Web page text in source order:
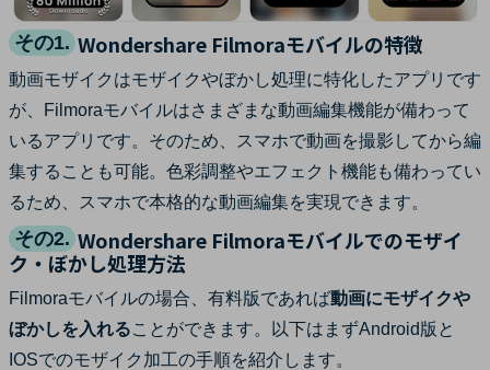
その1. Wondershare Filmoraモバイルの特徴
動画モザイクはモザイクやぼかし処理に特化したアプリです
が、Filmoraモバイルはさまざまな動画編集機能が備わって
いるアプリです。そのため、スマホで動画を撮影してから編
集することも可能。色彩調整やエフェクト機能も備わってい
るため、スマホで本格的な動画編集を実現できます。
その2. Wondershare Filmoraモバイルでのモザイ
ク・ぼかし処理方法
Filmoraモバイルの場合、有料版であれば動画にモザイクや
ぼかしを入れることができます。以下はまずAndroid版と
IOSでのモザイク加工の手順を紹介します。